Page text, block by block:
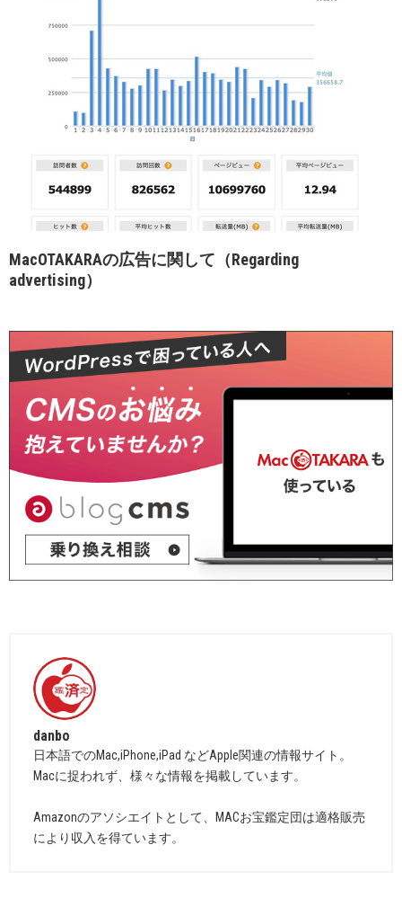
MacOTAKARAの広告に関して（Regarding
advertising）
danbo
日本語でのMac,iPhone,iPad などApple関連の情報サイト。
Macに捉われず、様々な情報を掲載しています。
Amazonのアソシエイトとして、MACお宝鑑定団は適格販売
により収入を得ています。